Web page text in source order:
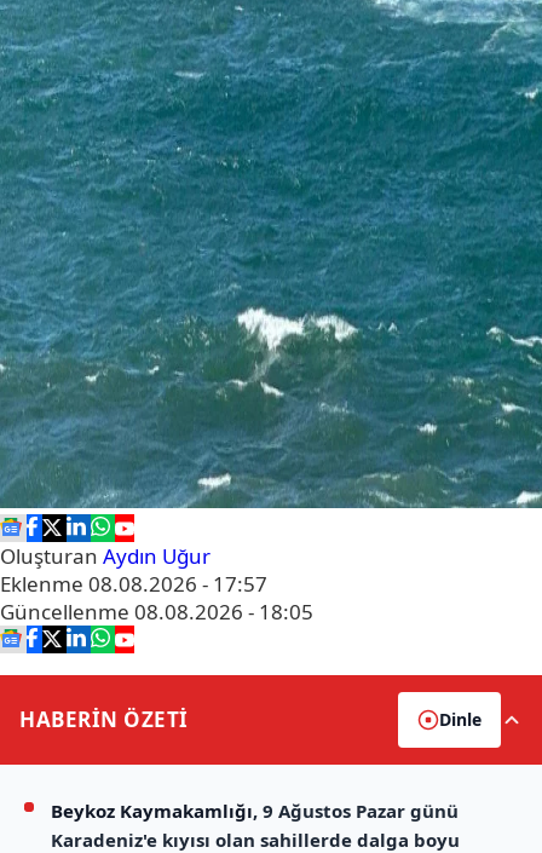
Oluşturan Aydın Uğur
Eklenme 08.08.2026 - 17:57
Güncellenme 08.08.2026 - 18:05
HABERİN ÖZETİ Dinle
Beykoz Kaymakamlığı, 9 Ağustos Pazar günü
Karadeniz'e kıyısı olan sahillerde dalga boyu